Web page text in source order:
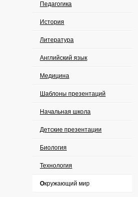
Педагогика
История
Литература
Английский язык
Медицина
Шаблоны презентаций
Начальная школа
Детские презентации
Биология
Технология
Окружающий мир